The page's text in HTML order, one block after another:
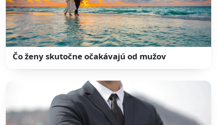
Čo ženy skutočne očakávajú od mužov